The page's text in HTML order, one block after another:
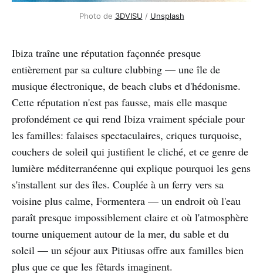
Photo de 3DVISU / Unsplash
Ibiza traîne une réputation façonnée presque
entièrement par sa culture clubbing — une île de
musique électronique, de beach clubs et d'hédonisme.
Cette réputation n'est pas fausse, mais elle masque
profondément ce qui rend Ibiza vraiment spéciale pour
les familles: falaises spectaculaires, criques turquoise,
couchers de soleil qui justifient le cliché, et ce genre de
lumière méditerranéenne qui explique pourquoi les gens
s'installent sur des îles. Couplée à un ferry vers sa
voisine plus calme, Formentera — un endroit où l'eau
paraît presque impossiblement claire et où l'atmosphère
tourne uniquement autour de la mer, du sable et du
soleil — un séjour aux Pitiusas offre aux familles bien
plus que ce que les fêtards imaginent.